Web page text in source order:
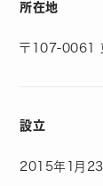
所在地
〒107-0061
設立
2015年1月23